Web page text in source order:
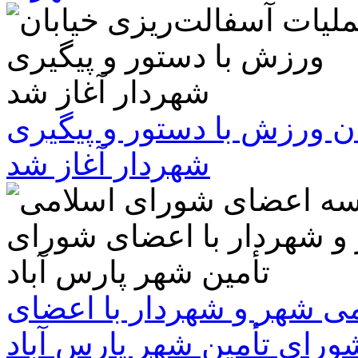
ورزش با دستور و پیگیری
شهردار آغاز شد
شهر و شهردار با اعضای
تأمین شهر پارس آباد